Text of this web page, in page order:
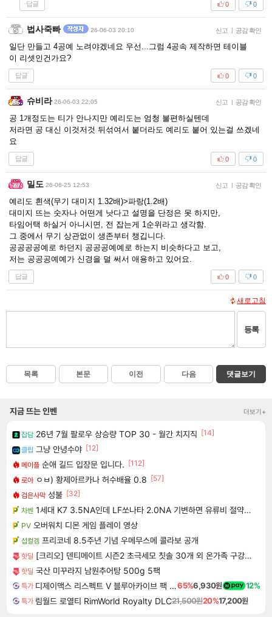
답글 0
0
법사죽빠 26-06-03 20:10 신고 | 공감 확인
일단 만들고 4공예 노려야겠네요 우선...그럼 4공속 제작하면 테이블
이 리셋인건가요?
답글 0
0
슈비라 26-06-03 22:05 신고 | 공감 확인
공 1개정도는 티가 안나지만 예리도는 엄청 불편하실텐데
저라면 공 대신 이것저것 뒤섞여서 붙더라도 예리도 붙어 있는걸 쓰겠네
요
답글 0
0
밀도 26-06-25 12:53 신고 | 공감 확인
예리도 흰색(무기 대미지 1.32배)>파랑(1.2배)
대미지 뜨는 숫자나 어떤게 낫다고 설명을 단정은 못 하지만,
타임어택 하실거 아니시면, 전 잡는게 1순위라고 생각함.
그 중에서 무기 상관없이 생존부터 챙깁니다.
공공공공예로 하던지 공공공예예로 하는지 비슷하다고 보고,
저는 공공공예예가 신경을 덜 써서 애용하고 있어요.
답글 0
0
새로고침
등록
목록 본문 이전 다음 댓글보기
지금 뜨는 인벤 더보기+
잡담 26년 7월 팔로우 상승량 TOP 30 - 월간 치지직 [14]
클립 그냥 안녕수야 [12]
메이플 순애 길드 입장문 입니다. [112]
로아 ㅇㅂ) 황제아르카나 허수배율 0.8 [57]
검은사막 성불 [32]
차벤 1세대 K7 3.5NA인데 LF쏘나타 2.0NA 기변하면 유류비 절약이 얼마나 될까요..?
PV 오버워치 디몬 게임 플레이 영상
섭컬겜 프리코네 8.5주년 기념 우메무스메 콜라보 공개
핫딜 [크리오] 덴티메이트 시즌2 초극세모 칫솔 30개 외 온가족 구강케어 모음전
핫딜 국산 미꾸라지 남원추어탕 500g 5팩
특가 디제이맥스 리스펙트 V 블루아카이브 팩 DJMAX RESPECT V Blue Archive Pack DLC65%6,930원 12%
특가 림월드 로열티 RimWorld Royalty DLC21,500원20%17,200원